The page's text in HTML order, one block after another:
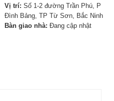
Vị trí: Số 1-2 đường Trần Phú, P
Đình Bảng, TP Từ Sơn, Bắc Ninh️
Bàn giao nhà: Đang cập nhật